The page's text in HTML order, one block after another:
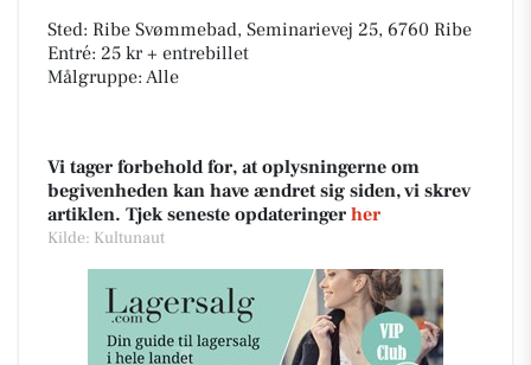
Sted: Ribe Svømmebad, Seminarievej 25, 6760 Ribe
Entré: 25 kr + entrebillet
Målgruppe: Alle
Vi tager forbehold for, at oplysningerne om
begivenheden kan have ændret sig siden, vi skrev
artiklen. Tjek seneste opdateringer her
Kilde: Kultunaut